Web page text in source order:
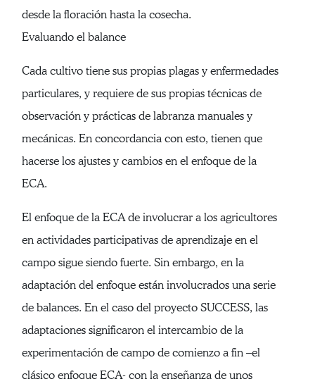
desde la floración hasta la cosecha.
Evaluando el balance
Cada cultivo tiene sus propias plagas y enfermedades
particulares, y requiere de sus propias técnicas de
observación y prácticas de labranza manuales y
mecánicas. En concordancia con esto, tienen que
hacerse los ajustes y cambios en el enfoque de la
ECA.
El enfoque de la ECA de involucrar a los agricultores
en actividades participativas de aprendizaje en el
campo sigue siendo fuerte. Sin embargo, en la
adaptación del enfoque están involucrados una serie
de balances. En el caso del proyecto SUCCESS, las
adaptaciones significaron el intercambio de la
experimentación de campo de comienzo a fin –el
clásico enfoque ECA- con la enseñanza de unos